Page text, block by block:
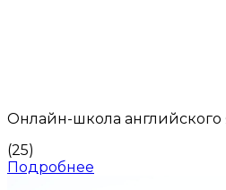
Онлайн-школа английского
(25)
Подробнее